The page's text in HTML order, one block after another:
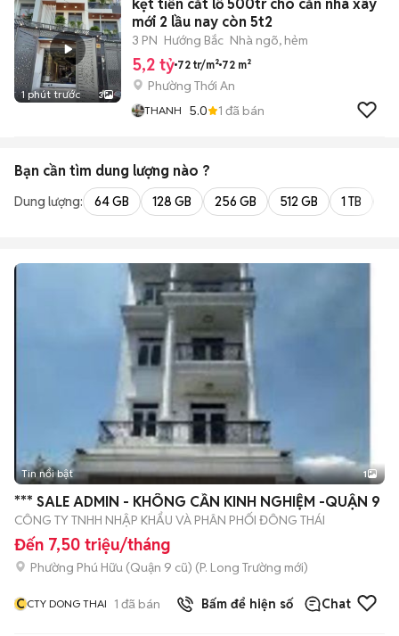
1 phút trước 3
kẹt tiền cắt lỗ 500tr cho căn nhà xây
mới 2 lầu nay còn 5t2
3 PN Hướng Bắc Nhà ngõ, hẻm
5,2 tỷ 72 tr/m² 72 m²
Phường Thới An
THANH 5.0 1 đã bán
Bạn cần tìm dung lượng nào ?
Dung lượng: 64 GB 128 GB 256 GB 512 GB 1 TB
Tin nổi bật 1
*** SALE ADMIN - KHÔNG CẦN KINH NGHIỆM -QUẬN 9
CÔNG TY TNHH NHẬP KHẨU VÀ PHÂN PHỐI ĐÔNG THÁI
Đến 7,50 triệu/tháng
Phường Phú Hữu (Quận 9 cũ) (P. Long Trường mới)
CCTY DONG THAI 1 đã bán Bấm để hiện số Chat